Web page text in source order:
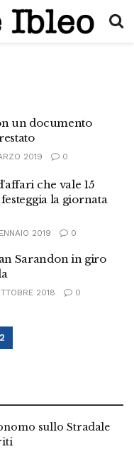
un documento
2019 0
che vale 15
la giornata
2019 0
Sarandon in giro
2018 0
2
sullo Stradale